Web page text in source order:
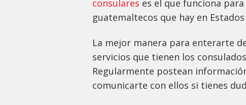
consulares es el que funciona
guatemaltecos que hay en
La mejor manera para enterarte
servicios que tienen los
Regularmente postean
comunicarte con ellos si tienes